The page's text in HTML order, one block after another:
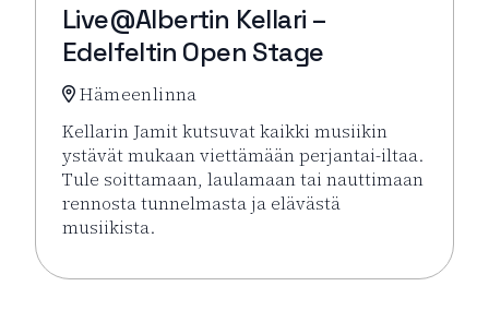
Live@Albertin Kellari –
Edelfeltin Open Stage
Hämeenlinna
Kellarin Jamit kutsuvat kaikki musiikin
ystävät mukaan viettämään perjantai-iltaa.
Tule soittamaan, laulamaan tai nauttimaan
rennosta tunnelmasta ja elävästä
musiikista.
Lue lisää tapahtumasta Live@Albertin Kellari –